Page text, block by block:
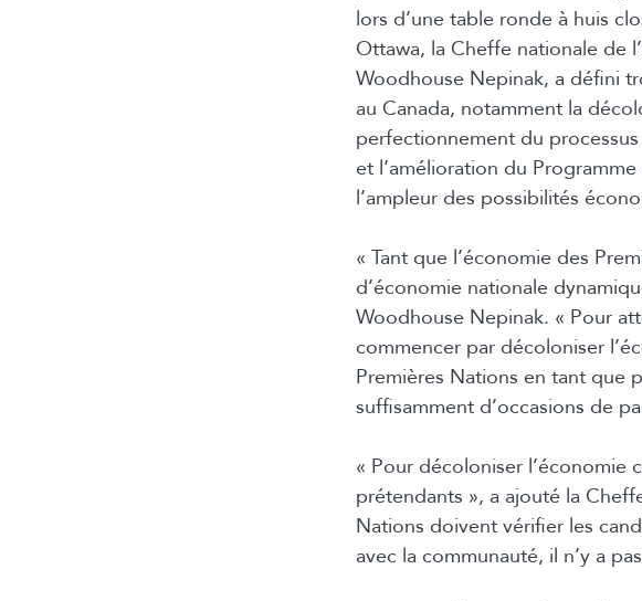
lors d’une table ronde à huis
Ottawa, la Cheffe nationale de
Woodhouse Nepinak, a défini
au Canada, notamment la
perfectionnement du
et l’amélioration du
l’ampleur des possibilités
« Tant que l’économie des
d’économie nationale
Woodhouse Nepinak. « Pour
commencer par décoloniser
Premières Nations en tant que
suffisamment d’occasions de
« Pour décoloniser l’économie
prétendants », a ajouté la
Nations doivent vérifier les
avec la communauté, il n’y a